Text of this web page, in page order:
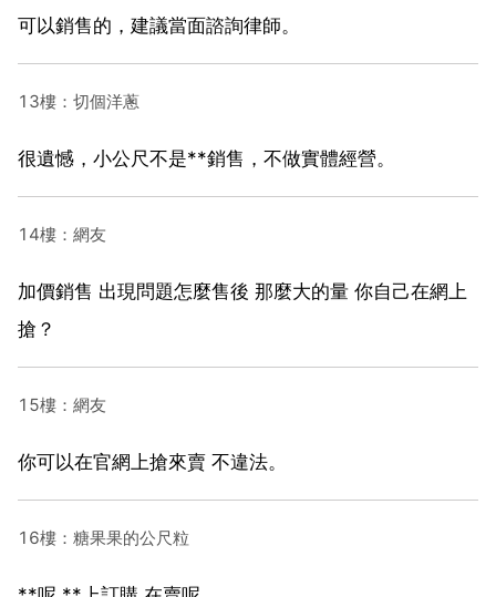
可以銷售的，建議當面諮詢律師。
13樓：切個洋蔥
很遺憾，小公尺不是**銷售，不做實體經營。
14樓：網友
加價銷售 出現問題怎麼售後 那麼大的量 你自己在網上
搶？
15樓：網友
你可以在官網上搶來賣 不違法。
16樓：糖果果的公尺粒